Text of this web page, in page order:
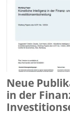
Neue
in der